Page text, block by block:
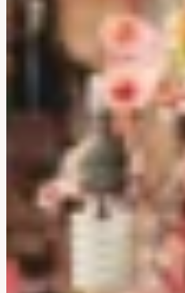
Afrique Du Sud
Mozambique
Namibie
Tanzanie